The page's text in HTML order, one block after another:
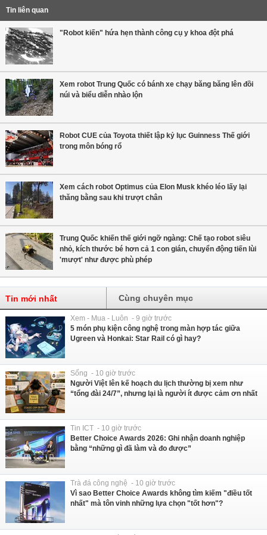
Tin liên quan
"Robot kiến" hứa hẹn thành công cụ y khoa đột phá
Xem robot Trung Quốc có bánh xe chạy băng băng lên đồi
núi và biểu diễn nhào lộn
Robot CUE của Toyota thiết lập kỷ lục Guinness Thế giới
trong môn bóng rổ
Xem cách robot Optimus của Elon Musk khéo léo lấy lại
thăng bằng sau khi trượt chân
Trung Quốc khiến thế giới ngỡ ngàng: Chế tạo robot siêu
nhỏ, kích thước bé hơn cả 1 con gián, chuyển động tiến lùi
'mượt' như được phù phép
Tin mới nhất Cùng chuyên mục
Xem - Mua - Luôn - 9 giờ trước
5 món phụ kiện công nghệ trong màn hợp tác giữa
Ugreen và Honkai: Star Rail có gì hay?
Sống - 10 giờ trước
Người Việt lên kế hoạch du lịch thường bị xem như
“tổng đài 24/7”, nhưng lại là người ít được cảm ơn nhất
Tin ICT - 10 giờ trước
Better Choice Awards 2026: Ghi nhận doanh nghiệp
bằng “những gì đã làm và đo được”
Trà đá công nghệ - 10 giờ trước
Vì sao Better Choice Awards không tìm kiếm "điều tốt
nhất" mà tôn vinh những lựa chọn "tốt hơn"?